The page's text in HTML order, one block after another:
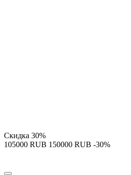
Скидка 30%
‍105000‍ RUB ‍150000‍ RUB -30%